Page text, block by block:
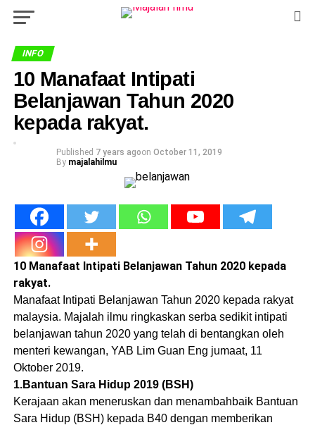
INFO
10 Manafaat Intipati
Belanjawan Tahun 2020
kepada rakyat.
Published 7 years agoon October 11, 2019
By majalahilmu
10 Manafaat Intipati Belanjawan Tahun 2020 kepada
rakyat.
Manafaat Intipati Belanjawan Tahun 2020 kepada rakyat
malaysia. Majalah ilmu ringkaskan serba sedikit intipati
belanjawan tahun 2020 yang telah di bentangkan oleh
menteri kewangan, YAB Lim Guan Eng jumaat, 11
Oktober 2019.
1.Bantuan Sara Hidup 2019 (BSH)
Kerajaan akan meneruskan dan menambahbaik Bantuan
Sara Hidup (BSH) kepada B40 dengan memberikan